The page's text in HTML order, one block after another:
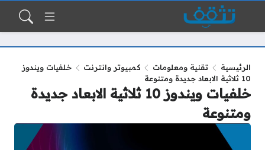
الرئيسية تقنية ومعلومات كمبيوتر وانترنت
خلفيات ويندوز
10 ثلاثية الابعاد جديدة ومتنوعة
خلفيات ويندوز 10 ثلاثية الابعاد جديدة
ومتنوعة